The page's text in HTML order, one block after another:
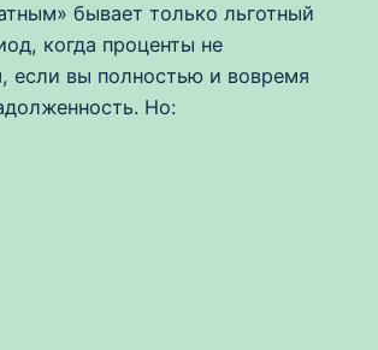
бывает только льготный
когда проценты не
если вы полностью и вовремя
Но: